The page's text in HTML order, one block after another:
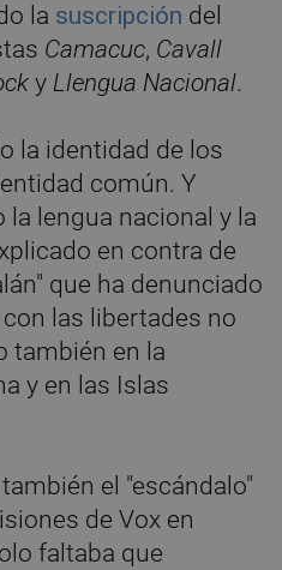
la suscripción del
Camacuc, Cavall
y Llengua Nacional.
la identidad de los
común. Y
lengua nacional y la
en contra de
que ha denunciado
las libertades no
también en la
y en las Islas
el "escándalo"
de Vox en
faltaba que